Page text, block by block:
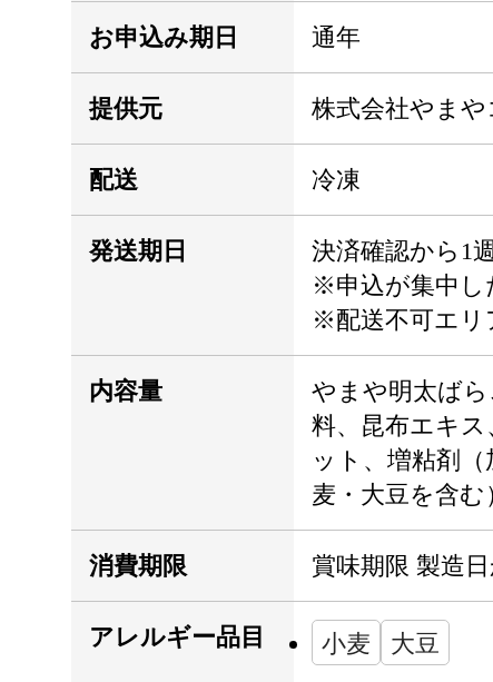
お申込み期日 通年
提供元 株式会社やま
配送 冷凍
発送期日
決済確認から1
※申込が集中し
※配送不可エリ
内容量
やまや明太ば
料、昆布エキ
ット、増粘剤
麦・大豆を含
消費期限 賞味期限 製造
アレルギー品目 小麦 大豆